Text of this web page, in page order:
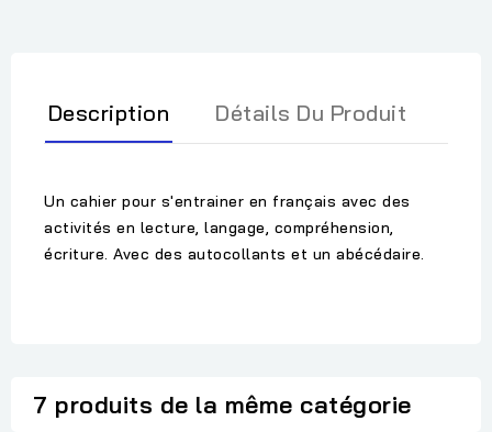
Description Détails Du Produit
Un cahier pour s'entrainer en français avec des
activités en lecture, langage, compréhension,
écriture. Avec des autocollants et un abécédaire.
7 produits de la même catégorie